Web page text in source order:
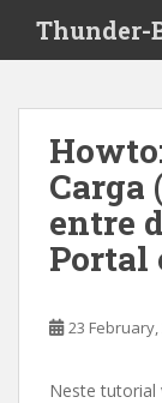
i
Thunder-
Carga
entre
Portal
23 February,
Neste tutorial